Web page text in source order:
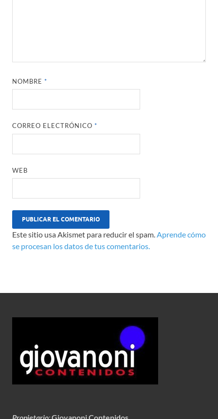
NOMBRE*
CORREO ELECTRÓNICO*
WEB
Este sitio usa Akismet para reducir el spam.Aprende cómo
se procesan los datos de tus comentarios.